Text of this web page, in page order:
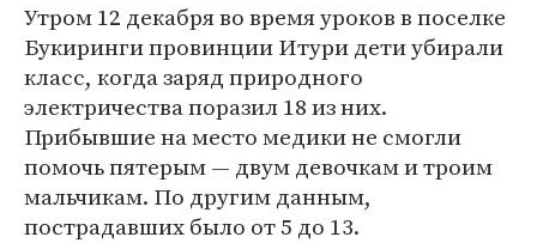
Утром 12 декабря во время уроков в поселке
Букиринги провинции Итури дети убирали
класс, когда заряд природного
электричества поразил 18 из них.
Прибывшие на место медики не смогли
помочь пятерым — двум девочкам и троим
мальчикам. По другим данным,
пострадавших было от 5 до 13.